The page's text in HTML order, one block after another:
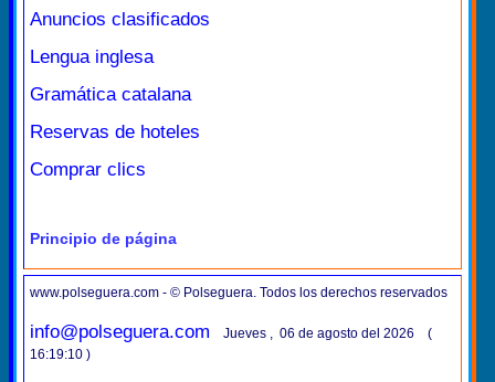
Anuncios clasificados
Lengua inglesa
Gramática catalana
Reservas de hoteles
Comprar clics
Principio de página
www.polseguera.com - © Polseguera. Todos los derechos reservados
info@polseguera.com
Jueves , 06 de agosto del 2026 (
16:19:10 )